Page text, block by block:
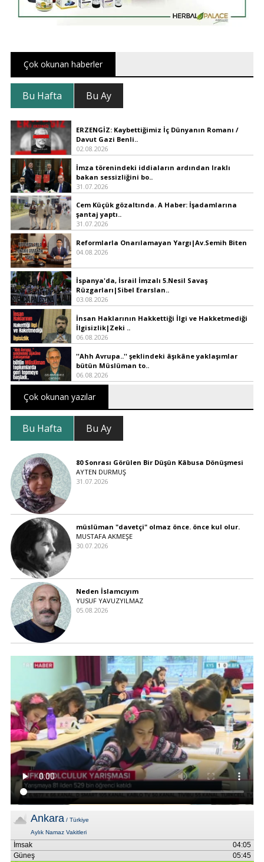
Çok okunan haberler
Bu Hafta Bu Ay
ERZENGİZ: Kaybettiğimiz İç Dünyanın Romanı /
Davut Gazi Benli..
02.08.2026
İmza törenindeki iddiaların ardından Iraklı
bakan sessizliğini bo..
31.07.2026
Cem Küçük gözaltında. A Haber: İşadamlarına
şantaj yaptı..
31.07.2026
Reformlarla Onarılamayan Yargı|Av.Semih Biten
04.08.2026
İspanya'da, İsrail İmzalı 5.Nesil Savaş
Rüzgarları|Sibel Erarslan..
03.08.2026
İnsan Haklarının Hakkettiği İlgi ve Hakketmediği
İlgisizlik|Zeki ..
06.08.2026
''Ahh Avrupa..'' şeklindeki âşıkâne yaklaşımlar
bütün Müslüman to..
06.08.2026
Çok okunan yazılar
Bu Hafta Bu Ay
80 Sonrası Görülen Bir Düşün Kâbusa Dönüşmesi
AYTEN DURMUŞ
31.07.2026
müslüman "davetçi" olmaz önce. önce kul olur.
MUSTAFA AKMEŞE
30.07.2026
Neden İslamcıyım
YUSUF YAVUZYILMAZ
05.08.2026